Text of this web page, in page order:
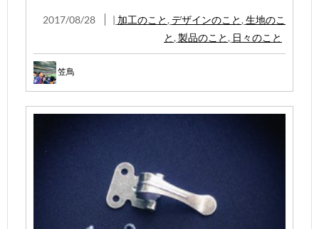
2017/08/28 | 加工のこと , デザインのこと , 生地のこ
と , 製品のこと , 日々のこと
笠鳥